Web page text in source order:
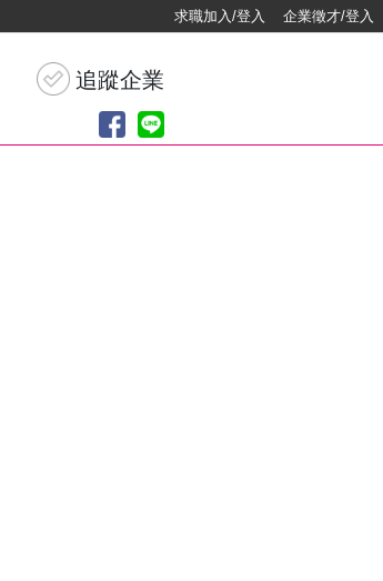
求職加入/登入 企業徵才/登入